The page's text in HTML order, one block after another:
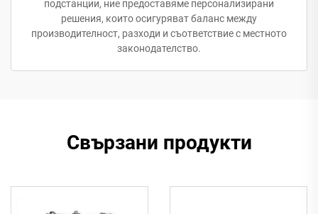
подстанции, ние предоставяме персонализирани
решения, които осигуряват баланс между
производителност, разходи и съответствие с местното
законодателство.
Свързани продукти